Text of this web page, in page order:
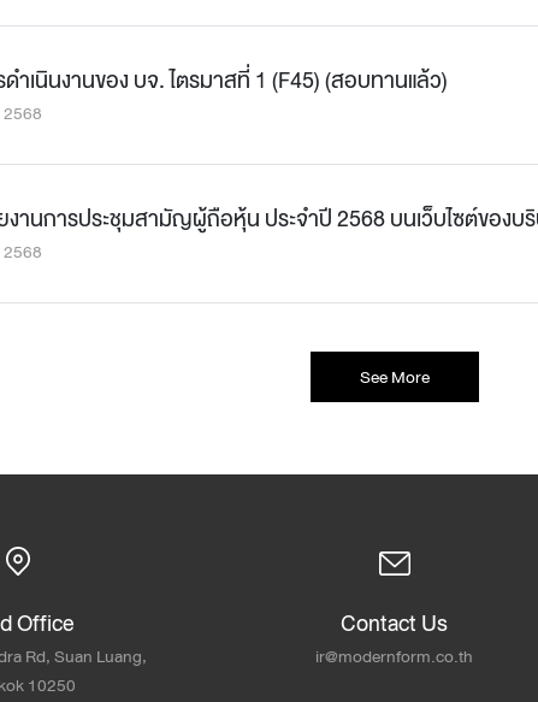
ำเนินงานของ บจ. ไตรมาสที่ 1 (F45) (สอบทานแล้ว)
งานการประชุมสามัญผู้ถือหุ้น ประจำปี 2568 บนเว็บไซต์ของบ
See More
Office
Rd, Suan Luang,
10250
Contact Us
ir@modernform.co.th